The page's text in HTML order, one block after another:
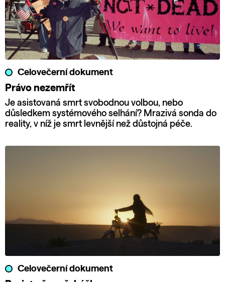
Celovečerní dokument
Právo nezemřít
Je asistovaná smrt svobodnou volbou, nebo
důsledkem systémového selhání? Mrazivá sonda do
reality, v níž je smrt levnější než důstojná péče.
Celovečerní dokument